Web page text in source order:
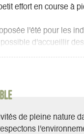
effort en course à
l'été pour les
d'accueillir
de pleine nature